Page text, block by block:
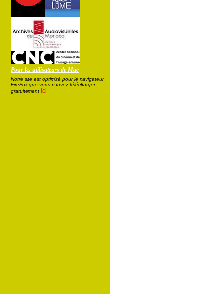
Pour les utilisateurs de Mac
Notre site est optimisé pour le navigateur
FireFox que vous pouvez télécharger
gratuitement ici